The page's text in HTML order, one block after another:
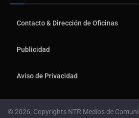
Contacto & Dirección de Oficinas
Publicidad
Aviso de Privacidad
© 2026, Copyrights NTR Medios de